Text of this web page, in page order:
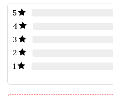
Thông tin cảnh báo an toàn:
phẩm đã hết hạn.
Hướng dẫn bảo quản:
Bảo
thoáng mát, tránh ánh
Thời hạn sử dụng sản phẩm:
5
4
3
2
1